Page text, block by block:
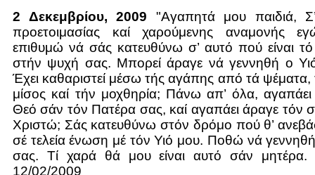
2 Δεκεμβρίου, 2009 "Αγαπητά μου παιδιά,
προετοιμασίας καί χαρούμενης αναμονής
επιθυμώ νά σάς κατευθύνω σ’ αυτό πού είναι
στήν ψυχή σας. Μπορεί άραγε νά γεννηθή ο
Έχει καθαριστεί μέσω τής αγάπης από τά ψέματα,
μίσος καί τήν μοχθηρία; Πάνω απ’ όλα,
Θεό σάν τόν Πατέρα σας, καί αγαπάει άραγε τόν
Χριστώ; Σάς κατευθύνω στόν δρόμο πού θ’
σέ τελεία ένωση μέ τόν Υιό μου. Ποθώ νά
σας. Τί χαρά θά μου είναι αυτό σάν μητέρα.
12/02/2009